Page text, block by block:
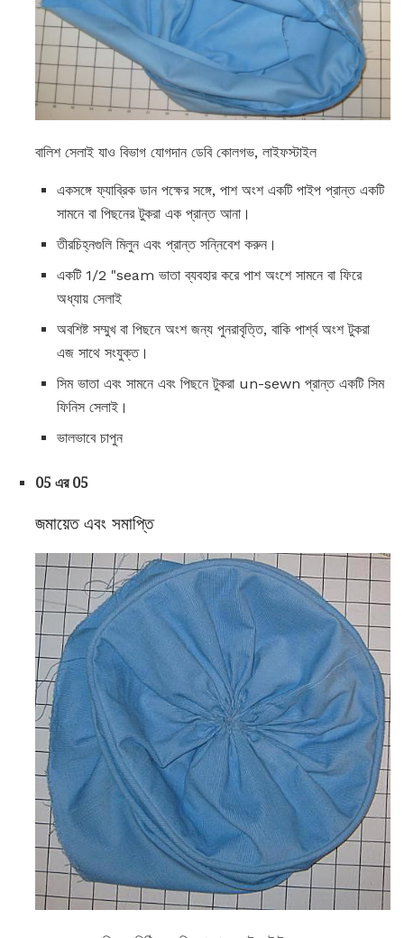
বালিশ সেলাই যাও বিভাগ যোগদান ডেবি কোলগভ, লাইফস্টাইল
একসঙ্গে ফ্যাব্রিক ডান পক্ষের সঙ্গে, পাশ অংশ একটি পাইপ প্রান্ত একটি
সামনে বা পিছনের টুকরা এক প্রান্ত আনা।
তীরচিহ্নগুলি মিলুন এবং প্রান্ত সন্নিবেশ করুন।
একটি 1/2 "seam ভাতা ব্যবহার করে পাশ অংশে সামনে বা ফিরে
অধ্যায় সেলাই
অবশিষ্ট সম্মুখ বা পিছনে অংশ জন্য পুনরাবৃত্তি, বাকি পার্শ্ব অংশ টুকরা
এজ সাথে সংযুক্ত।
সিম ভাতা এবং সামনে এবং পিছনে টুকরা un-sewn প্রান্ত একটি সিম
ফিনিস সেলাই।
ভালভাবে চাপুন
05 এর 05
জমায়েত এবং সমাপ্তি